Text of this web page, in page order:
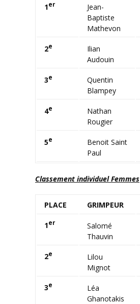
1er
Jean-
Baptiste
Mathevon
2e
Ilian
Audouin
3e
Quentin
Blampey
4e
Nathan
Rougier
5e
Benoit Saint
Paul
Classement individuel Femmes
PLACE GRIMPEUR
1er
Salomé
Thauvin
2e
Lilou
Mignot
3e
Léa
Ghanotakis